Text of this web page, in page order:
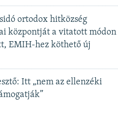
ortodox hitközség
központját a vitatott módon
EMIH-hez köthető új
Itt „nem az ellenzéki